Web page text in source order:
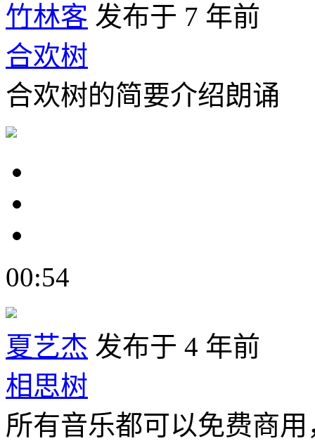
竹林客 发布于 7 年前
合欢树
合欢树的简要介绍朗诵
00:54
夏艺杰 发布于 4 年前
相思树
所有音乐都可以免费商